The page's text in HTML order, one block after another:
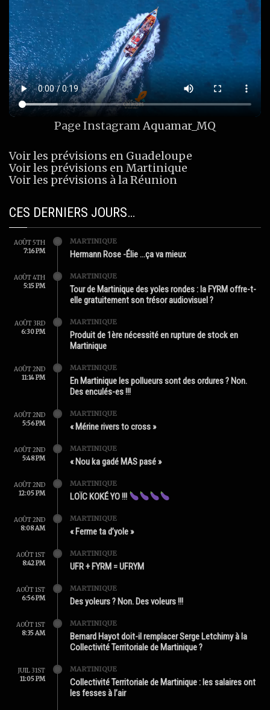
Page Instagram Aquamar_MQ
Voir les prévisions en Guadeloupe
Voir les prévisions en Martinique
Voir les prévisions à la Réunion
CES DERNIERS JOURS…
AOÛT 5TH
7:16 PM
MARTINIQUE
Hermann Rose -Élie …ça va mieux
AOÛT 4TH
5:15 PM
MARTINIQUE
Tour de Martinique des yoles rondes : la FYRM offre-t-
elle gratuitement son trésor audiovisuel ?
AOÛT 3RD
6:30 PM
MARTINIQUE
Produit de 1ère nécessité en rupture de stock en
Martinique
AOÛT 2ND
11:14 PM
MARTINIQUE
En Martinique les pollueurs sont des ordures ? Non.
Des enculés-es !!!
AOÛT 2ND
5:56 PM
MARTINIQUE
« Mérine rivers to cross »
AOÛT 2ND
5:48 PM
MARTINIQUE
« Nou ka gadé MAS pasé »
AOÛT 2ND
12:05 PM
MARTINIQUE
LOÏC KOKÉ YO !!!
AOÛT 2ND
8:08 AM
MARTINIQUE
« Ferme ta d’yole »
AOÛT 1ST
8:42 PM
MARTINIQUE
UFR + FYRM = UFRYM
AOÛT 1ST
6:56 PM
MARTINIQUE
Des yoleurs ? Non. Des voleurs !!!
AOÛT 1ST
8:35 AM
MARTINIQUE
Bernard Hayot doit-il remplacer Serge Letchimy à la
Collectivité Territoriale de Martinique ?
JUIL 31ST
11:05 PM
MARTINIQUE
Collectivité Territoriale de Martinique : les salaires ont
les fesses à l’air